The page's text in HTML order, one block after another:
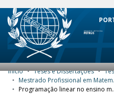
BRAZIL
Simplifique!
Comunica BR
Participe
Acesso à informação
COMUNIDADES E COLEÇÕES
Início Teses e Dissertações
Programação linear no ensino